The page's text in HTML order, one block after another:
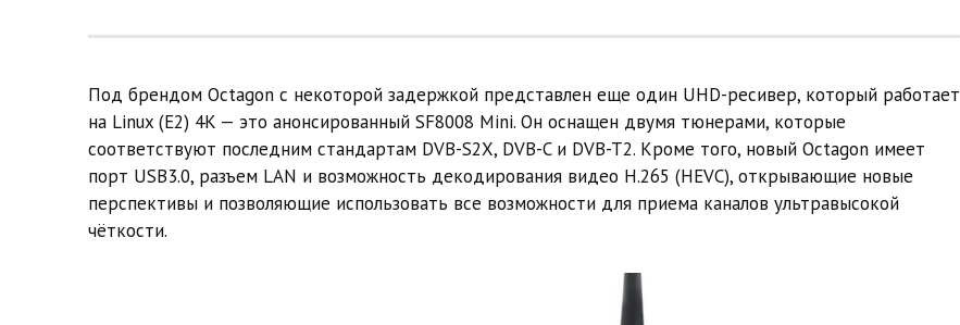
Под брендом Octagon с некоторой задержкой представлен еще один UHD-ресивер, который работает
на Linux (E2) 4K — это анонсированный SF8008 Mini. Он оснащен двумя тюнерами, которые
соответствуют последним стандартам DVB-S2X, DVB-C и DVB-T2. Кроме того, новый Octagon имеет
порт USB3.0, разъем LAN и возможность декодирования видео H.265 (HEVC), открывающие новые
перспективы и позволяющие использовать все возможности для приема каналов ультравысокой
чёткости.